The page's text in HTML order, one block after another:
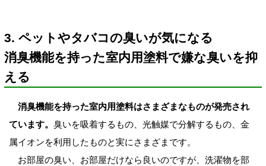
3. ペットやタバコの臭いが気になる
消臭機能を持った室内用塗料で嫌な臭いを抑
える
消臭機能を持った室内用塗料はさまざまなものが発売され
ています。 臭いを吸着するもの、光触媒で分解するもの、金
属イオンを利用したものと実にさまざまです。
お部屋の臭い、お部屋だけなら良いのですが、洗濯物を部